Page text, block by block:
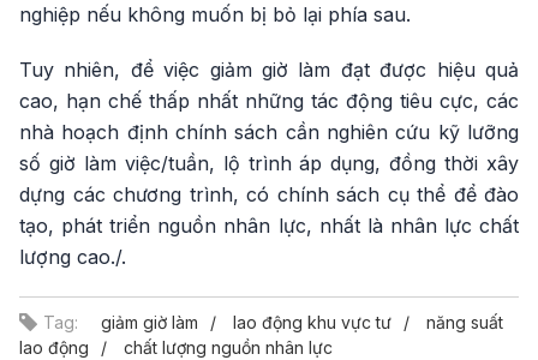
nghiệp nếu không muốn bị bỏ lại phía sau.
Tuy nhiên, để việc giảm giờ làm đạt được hiệu quả
cao, hạn chế thấp nhất những tác động tiêu cực, các
nhà hoạch định chính sách cần nghiên cứu kỹ lưỡng
số giờ làm việc/tuần, lộ trình áp dụng, đồng thời xây
dựng các chương trình, có chính sách cụ thể để đào
tạo, phát triển nguồn nhân lực, nhất là nhân lực chất
lượng cao./.
Tag: giảm giờ làm lao động khu vực tư
năng suất
lao động
chất lượng nguồn nhân lực